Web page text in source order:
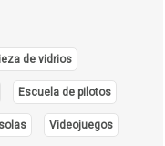
de vidrios
Escuela de pilotos
Videojuegos